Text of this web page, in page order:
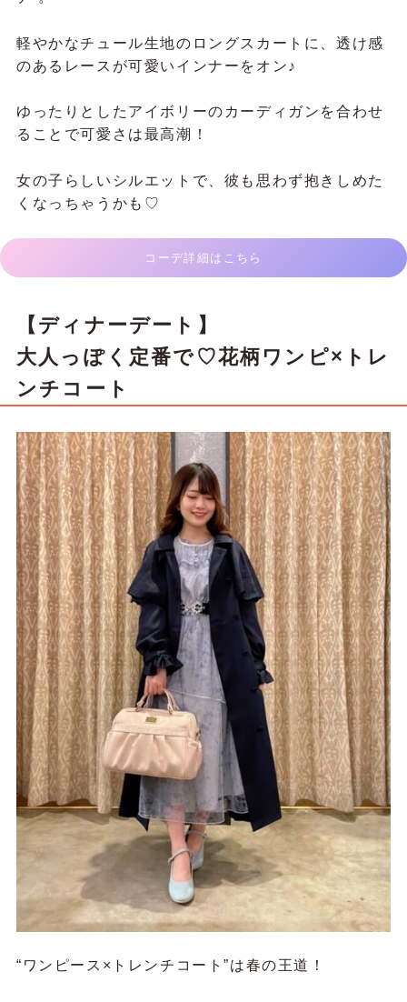
軽やかなチュール生地のロングスカートに、透け感
のあるレースが可愛いインナーをオン♪
ゆったりとしたアイボリーのカーディガンを合わせ
ることで可愛さは最高潮！
女の子らしいシルエットで、彼も思わず抱きしめた
くなっちゃうかも♡
コーデ詳細はこちら
【ディナーデート】
大人っぽく定番で♡花柄ワンピ×トレ
ンチコート
“ワンピース×トレンチコート”は春の王道！